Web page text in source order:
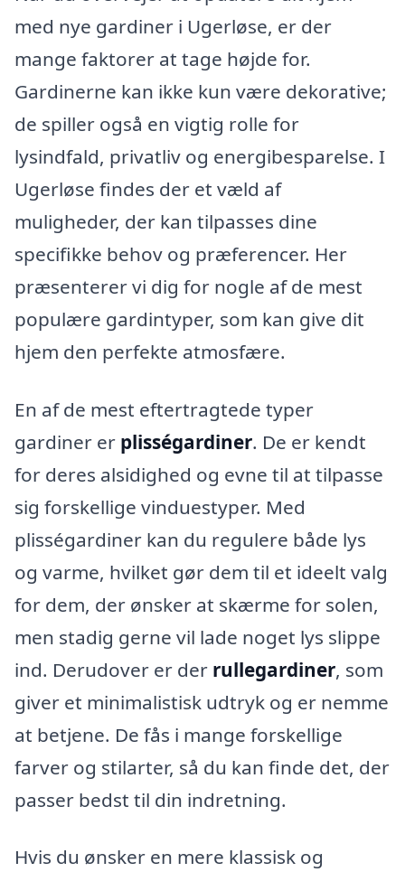
med nye gardiner i Ugerløse, er der
mange faktorer at tage højde for.
Gardinerne kan ikke kun være dekorative;
de spiller også en vigtig rolle for
lysindfald, privatliv og energibesparelse. I
Ugerløse findes der et væld af
muligheder, der kan tilpasses dine
specifikke behov og præferencer. Her
præsenterer vi dig for nogle af de mest
populære gardintyper, som kan give dit
hjem den perfekte atmosfære.
En af de mest eftertragtede typer
gardiner er plisségardiner. De er kendt
for deres alsidighed og evne til at tilpasse
sig forskellige vinduestyper. Med
plisségardiner kan du regulere både lys
og varme, hvilket gør dem til et ideelt valg
for dem, der ønsker at skærme for solen,
men stadig gerne vil lade noget lys slippe
ind. Derudover er der rullegardiner, som
giver et minimalistisk udtryk og er nemme
at betjene. De fås i mange forskellige
farver og stilarter, så du kan finde det, der
passer bedst til din indretning.
Hvis du ønsker en mere klassisk og